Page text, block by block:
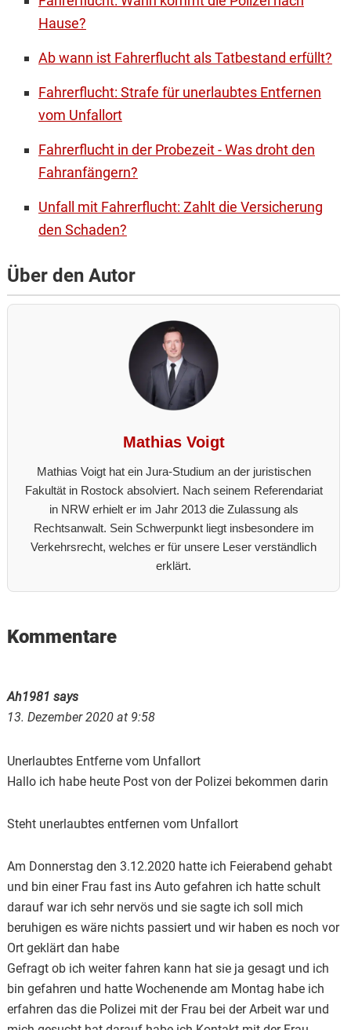
Hause?
Ab wann ist Fahrerflucht als Tatbestand erfüllt?
Fahrerflucht: Strafe für unerlaubtes Entfernen
vom Unfallort
Fahrerflucht in der Probezeit - Was droht den
Fahranfängern?
Unfall mit Fahrerflucht: Zahlt die Versicherung
den Schaden?
Über den Autor
Mathias Voigt
Mathias Voigt hat ein Jura-Studium an der juristischen
Fakultät in Rostock absolviert. Nach seinem Referendariat
in NRW erhielt er im Jahr 2013 die Zulassung als
Rechtsanwalt. Sein Schwerpunkt liegt insbesondere im
Verkehrsrecht, welches er für unsere Leser verständlich
erklärt.
Reader
Kommentare
Ah1981 says
13. Dezember 2020 at 9:58
Unerlaubtes Entferne vom Unfallort
Hallo ich habe heute Post von der Polizei bekommen darin
Steht unerlaubtes entfernen vom Unfallort
Am Donnerstag den 3.12.2020 hatte ich Feierabend gehabt
und bin einer Frau fast ins Auto gefahren ich hatte schult
darauf war ich sehr nervös und sie sagte ich soll mich
beruhigen es wäre nichts passiert und wir haben es noch vor
Ort geklärt dan habe
Gefragt ob ich weiter fahren kann hat sie ja gesagt und ich
bin gefahren und hatte Wochenende am Montag habe ich
erfahren das die Polizei mit der Frau bei der Arbeit war und